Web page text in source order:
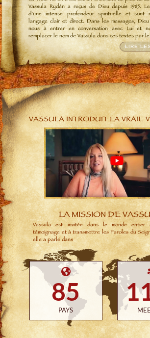
Vassula Rydén a reçus de Dieu depuis 1985.
d’une intense profondeur spirituelle et sont
langage clair et direct. Dans les messages,
nous à entrer en conversation avec Lui et
remplacer le nom de Vassula dans ces textes par
LIRE
VASSULA INTRODUIT LA VRAIE
LA MISSION DE
Vassula est invitée dans le monde entier
témoignage et à transmettre les Paroles du
elle a parlé dans
85
PAYS